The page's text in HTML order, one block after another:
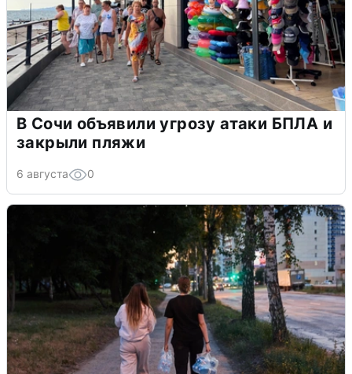
В Сочи объявили угрозу атаки БПЛА и
закрыли пляжи
6 августа 0